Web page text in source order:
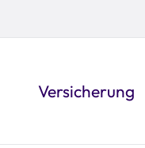
Versicherung